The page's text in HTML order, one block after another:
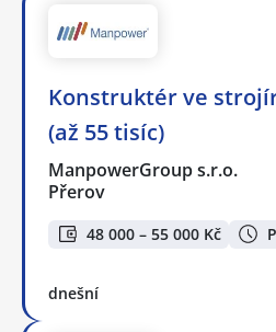
Konstruktér ve
(až 55 tisíc)
ManpowerGroup s.r.o.
Přerov
48 000 – 55 000 Kč
dnešní